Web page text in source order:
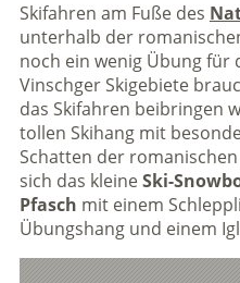
Skifahren am Fuße des
unterhalb der
noch ein wenig Übung
Vinschger Skigebiete
das Skifahren beibringen
tollen Skihang mit
Schatten der
sich das kleineSki-
Pfasch mit einem
Übungshang und einem